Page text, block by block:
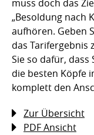
muss doch das
„Besoldung nach
aufhören. Geben
das Tarifergebnis
Sie so dafür, dass
die besten Köpfe
komplett den
Zur Übersicht
PDF Ansicht